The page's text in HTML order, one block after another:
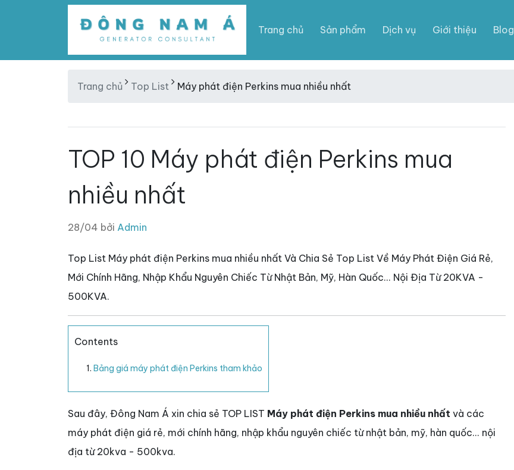
Trang chủ Sản phẩm Dịch vụ Giới thiệu Blog
Trang chủ Top List Máy phát điện Perkins mua nhiều nhất
TOP 10 Máy phát điện Perkins mua
nhiều nhất
28/04 bởi Admin
Top List Máy phát điện Perkins mua nhiều nhất Và Chia Sẻ Top List Về Máy Phát Điện Giá Rẻ,
Mới Chính Hãng, Nhập Khẩu Nguyên Chiếc Từ Nhật Bản, Mỹ, Hàn Quốc... Nội Địa Từ 20KVA -
500KVA.
Contents
Bảng giá máy phát điện Perkins tham khảo
Sau đây, Đông Nam Á xin chia sẻ TOP LIST Máy phát điện Perkins mua nhiều nhất và các
máy phát điện giá rẻ, mới chính hãng, nhập khẩu nguyên chiếc từ nhật bản, mỹ, hàn quốc... nội
địa từ 20kva - 500kva.